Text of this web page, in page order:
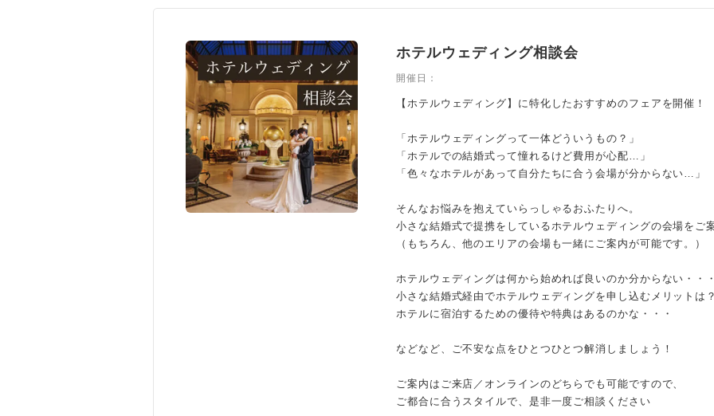
ホテルウェディング相談会
開催日：
【ホテルウェディング】に特化したおすすめのフェアを開催！
「ホテルウェディングって一体どういうもの？」
「ホテルでの結婚式って憧れるけど費用が心配…」
「色々なホテルがあって自分たちに合う会場が分からない…」
そんなお悩みを抱えていらっしゃるおふたりへ。
小さな結婚式で提携をしているホテルウェディングの会場をご
（もちろん、他のエリアの会場も一緒にご案内が可能です。）
ホテルウェディングは何から始めれば良いのか分からない・・・
小さな結婚式経由でホテルウェディングを申し込むメリットは？
ホテルに宿泊するための優待や特典はあるのかな・・・
などなど、ご不安な点をひとつひとつ解消しましょう！
ご案内はご来店／オンラインのどちらでも可能ですので、
ご都合に合うスタイルで、是非一度ご相談ください